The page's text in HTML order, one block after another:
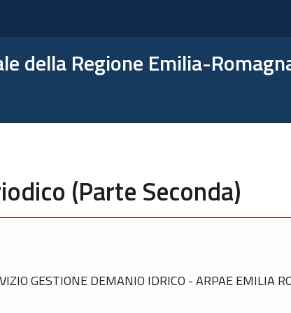
della Regione Emilia-
(Parte Seconda)
GESTIONE DEMANIO IDRICO - ARPAE EMILIA